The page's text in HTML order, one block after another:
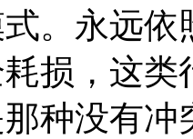
。永远依
损，这
种没有冲